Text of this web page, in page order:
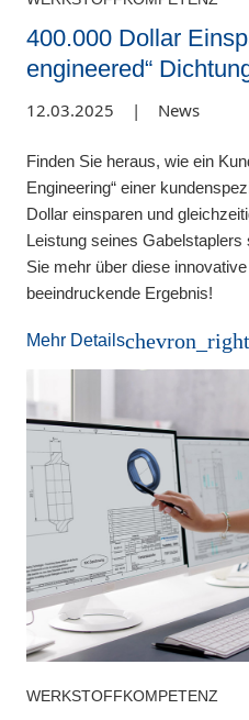
400.000 Dollar
engineered“
12.03.2025 | News
Finden Sie heraus, wie ein
Engineering“ einer
Dollar einsparen und
Leistung seines
Sie mehr über diese
beeindruckende Ergebnis!
Mehr Detailschevron_right
WERKSTOFFKOMPETENZ